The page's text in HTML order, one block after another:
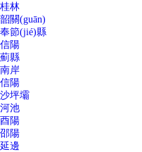
桂林
韶關(guān)
奉節(jié)縣
信陽
薊縣
南岸
信陽
沙坪壩
河池
酉陽
邵陽
延邊